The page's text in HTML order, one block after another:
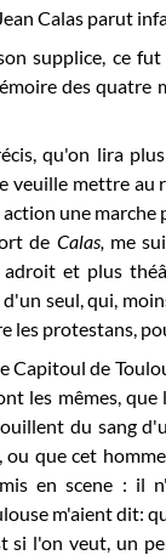
Calas parut
supplice, ce
des quatre
qu'on lira
veuille mettre au
une
de Calas, me
et plus
seul, qui,
les protestans,
Capitoul de
les mêmes,
du sang
ou que cet
en scene : il
m'aient dit:
si l'on veut, un